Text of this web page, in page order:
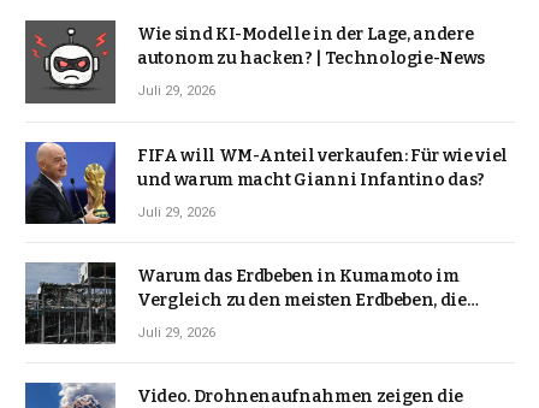
Wie sind KI-Modelle in der Lage, andere
autonom zu hacken? | Technologie-News
Juli 29, 2026
FIFA will WM-Anteil verkaufen: Für wie viel
und warum macht Gianni Infantino das?
Juli 29, 2026
Warum das Erdbeben in Kumamoto im
Vergleich zu den meisten Erdbeben, die
Japan erschütterten, ungewöhnlich ist
Juli 29, 2026
Video. Drohnenaufnahmen zeigen die